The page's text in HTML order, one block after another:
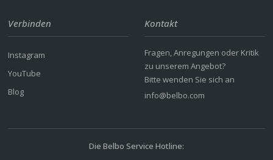
Verbinden
Instagram
YouTube
Blog
Kontakt
Fragen, Anregungen oder Kritik
zu unserem Angebot?
Bitte wenden Sie sich an
info@belbo.com
Die Belbo Service Hotline: